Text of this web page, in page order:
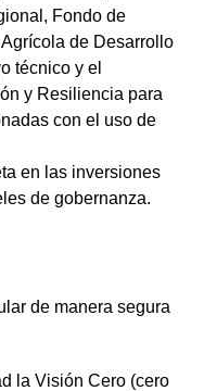
Fondo de
de Desarrollo
técnico y el
y Resiliencia para
con el uso de
en las inversiones
de gobernanza.
de manera segura
la Visión Cero (cero